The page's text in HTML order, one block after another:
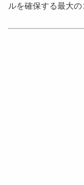
ルを確保する最大の